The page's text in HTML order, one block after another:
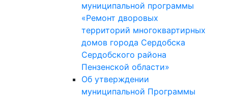
муниципальной программы
«Ремонт дворовых
территорий многоквартирных
домов города Сердобска
Сердобского района
Пензенской области»
Об утверждении
муниципальной Программы